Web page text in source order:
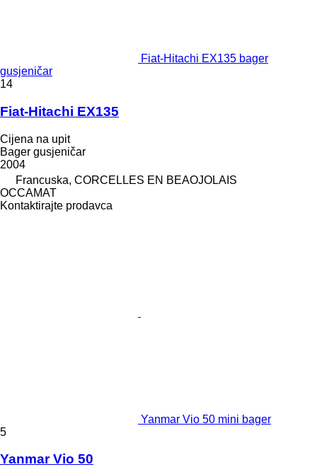
Fiat-Hitachi EX135 bager
gusjeničar
14
Fiat-Hitachi EX135
Cijena na upit
Bager gusjeničar
2004
Francuska, CORCELLES EN BEAOJOLAIS
OCCAMAT
Kontaktirajte prodavca
Yanmar Vio 50 mini bager
5
Yanmar Vio 50